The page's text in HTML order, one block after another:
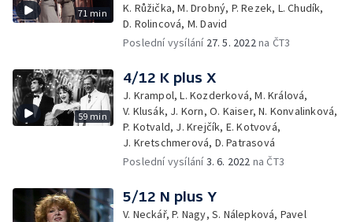
71 min
K. Růžička, M. Drobný, P. Rezek, L. Chudík,
D. Rolincová, M. David
Poslední vysílání 27. 5. 2022na ČT3
59 min
4/12 K plus X
J. Krampol, L. Kozderková, M. Králová,
V. Klusák, J. Korn, O. Kaiser, N. Konvalinková,
P. Kotvald, J. Krejčík, E. Kotvová,
J. Kretschmerová, D. Patrasová
Poslední vysílání3. 6. 2022 na ČT3
5/12 N plus Y
V. Neckář, P. Nagy, S. Nálepková, Pavel